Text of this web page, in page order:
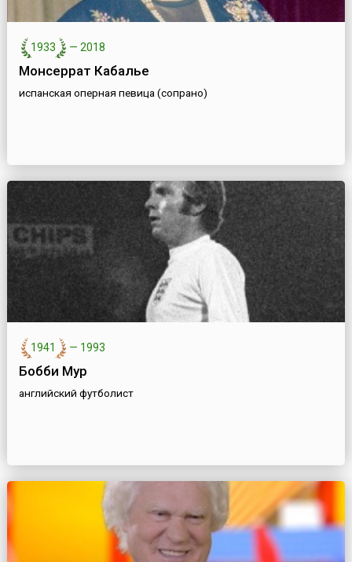
1933 — 2018
Монсеррат Кабалье
испанская оперная певица (сопрано)
1941 — 1993
Бобби Мур
английский футболист